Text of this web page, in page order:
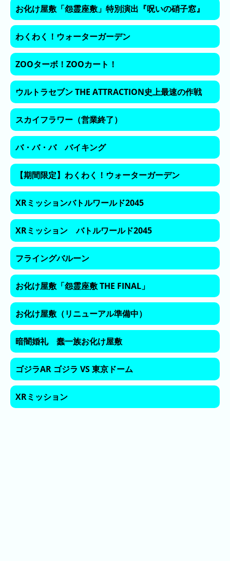
ラ
ン
キ
ン
グ
先
月
ン
キ
ン
グ
今
年
の
ラ
ン
キ
ン
グ
去
年
の
ラ
ン
キ
グ
お化け屋敷「怨霊座敷」特別演出『呪いの硝子窓』
わくわく！ウォーターガーデン
ZOOターボ！ZOOカート！
ウルトラセブン THE ATTRACTION史上最速の作戦
スカイフラワー（営業終了）
バ・バ・バ バイキング
【期間限定】わくわく！ウォーターガーデン
XRミッションバトルワールド2045
XRミッション バトルワールド2045
フライングバルーン
お化け屋敷「怨霊座敷 THE FINAL」
お化け屋敷（リニューアル準備中）
暗闇婚礼 蠢一族お化け屋敷
ゴジラAR ゴジラ VS 東京ドーム
XRミッション